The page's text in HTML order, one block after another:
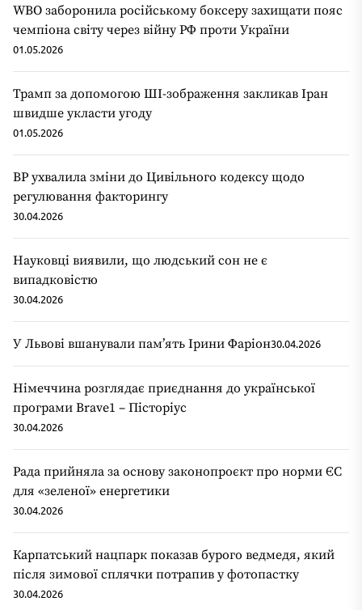
WBO заборонила російському боксеру захищати пояс
чемпіона світу через війну РФ проти України
01.05.2026
Трамп за допомогою ШІ-зображення закликав Іран
швидше укласти угоду
01.05.2026
ВР ухвалила зміни до Цивільного кодексу щодо
регулювання факторингу
30.04.2026
Науковці виявили, що людський сон не є
випадковістю
30.04.2026
У Львові вшанували пам’ять Ірини Фаріон30.04.2026
Німеччина розглядає приєднання до української
програми Brave1 – Пісторіус
30.04.2026
Рада прийняла за основу законопроєкт про норми ЄС
для «зеленої» енергетики
30.04.2026
Карпатський нацпарк показав бурого ведмедя, який
після зимової сплячки потрапив у фотопастку
30.04.2026